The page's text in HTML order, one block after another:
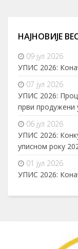
НАЈНОВИЈЕ
09 јул 2026
УПИС 2026:
07 јул 2026
УПИС 2026:
први продужени
06 јул 2026
УПИС 2026:
уписном року
01 јул 2026
УПИС 2026: